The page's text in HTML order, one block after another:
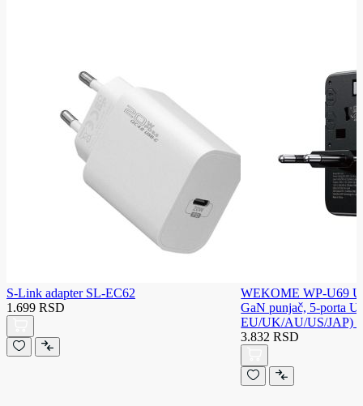
S-Link adapter SL-EC62
1.699 RSD
WEKOME WP-U69
GaN punjač, 5-porta
EU/UK/AU/US/JAP)
3.832 RSD